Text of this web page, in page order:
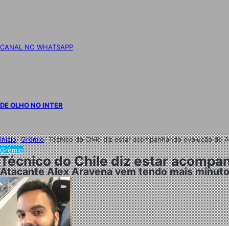
CANAL NO WHATSAPP
DE OLHO NO INTER
Início/Grêmio/Técnico do Chile diz estar acompanhando evolução de
Grêmio
Técnico do Chile diz estar
Atacante Alex Aravena vem tendo mais